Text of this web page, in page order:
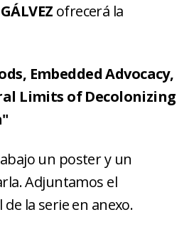
ofrecerá la
Embedded Advocacy,
Limits of Decolonizing
un poster y un
Adjuntamos el
la serie en anexo.